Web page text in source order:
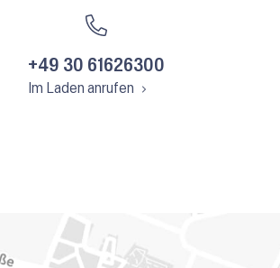
+49 30 61626300
Im Laden anrufen